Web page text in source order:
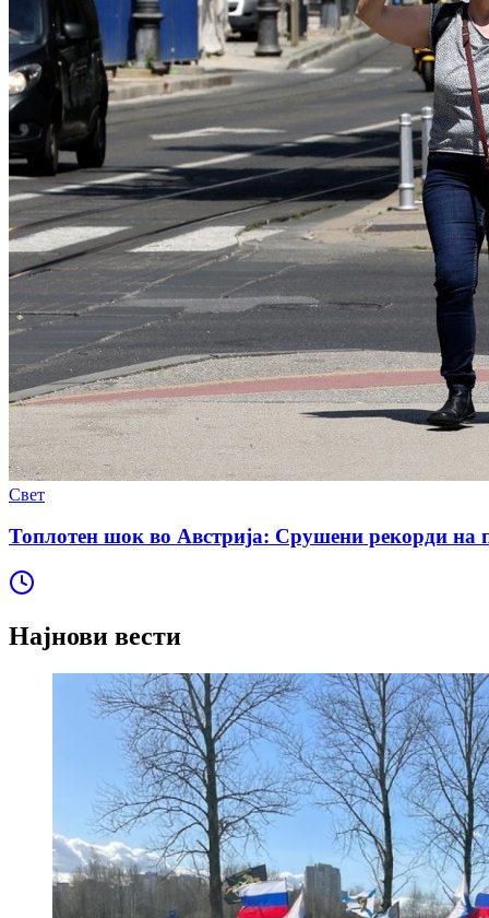
Свет
Топлотен шок во Австрија: Срушени рекорди на
Најнови вести